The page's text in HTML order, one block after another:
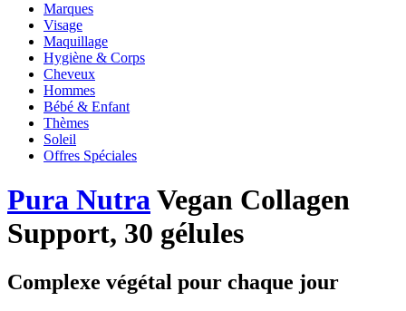
Marques
Visage
Maquillage
Hygiène & Corps
Cheveux
Hommes
Bébé & Enfant
Thèmes
Soleil
Offres Spéciales
Pura NutraVegan Collagen
Support, 30 gélules
Complexe végétal pour chaque jour